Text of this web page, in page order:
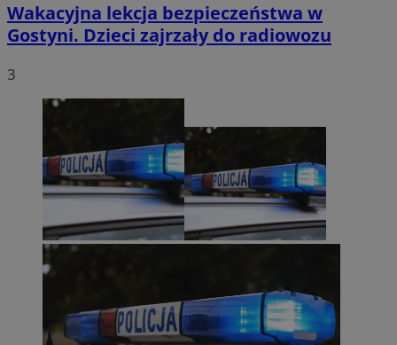
Wakacyjna lekcja bezpieczeństwa w
Gostyni. Dzieci zajrzały do radiowozu
3